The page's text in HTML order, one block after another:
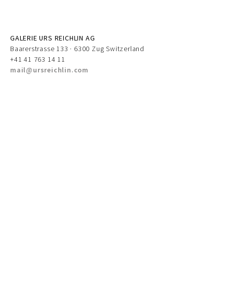
GALERIE URS REICHLIN AG
Baarerstrasse 133 · 6300 Zug Switzerland
+41 41 763 14 11
mail@ursreichlin.com